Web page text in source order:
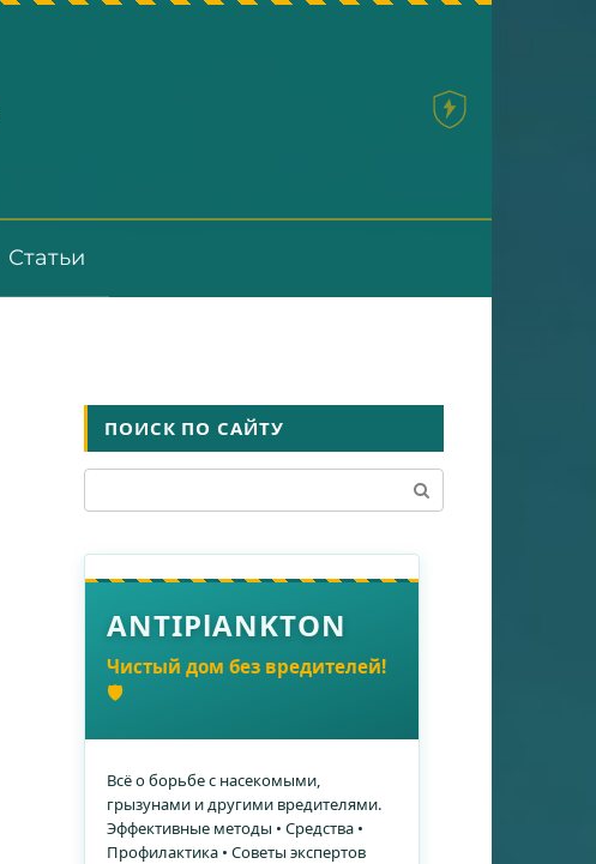
Статьи
ПОИСК ПО САЙТУ
ANTIPlANKTON
Чистый дом без вредителей!
🛡️
Всё о борьбе с насекомыми,
грызунами и другими вредителями.
Эффективные методы • Средства •
Профилактика • Советы экспертов